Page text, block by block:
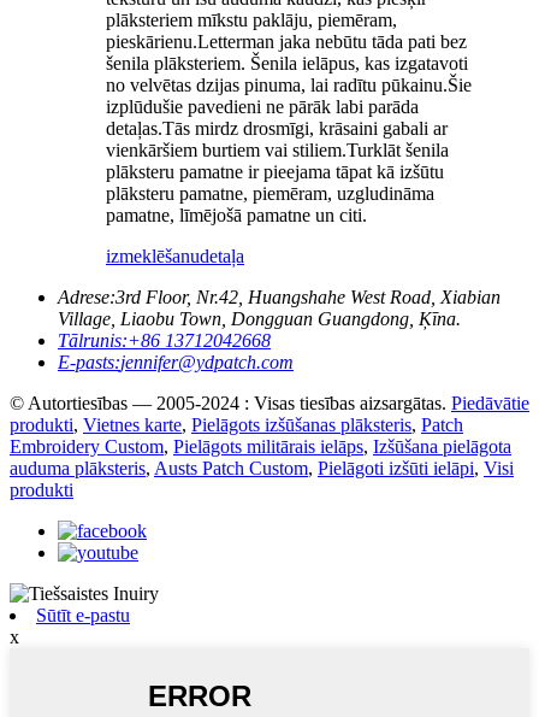
plāksteriem mīkstu paklāju, piemēram,
pieskārienu.Letterman jaka nebūtu tāda pati bez
šenila plāksteriem. Šenila ielāpus, kas izgatavoti
no velvētas dzijas pinuma, lai radītu pūkainu.Šie
izplūdušie pavedieni ne pārāk labi parāda
detaļas.Tās mirdz drosmīgi, krāsaini gabali ar
vienkāršiem burtiem vai stiliem.Turklāt šenila
plāksteru pamatne ir pieejama tāpat kā izšūtu
plāksteru pamatne, piemēram, uzgludināma
pamatne, līmējošā pamatne un citi.
izmeklēšanudetaļa
Adrese:3rd Floor, Nr.42, Huangshahe West Road, Xiabian
Village, Liaobu Town, Dongguan Guangdong, Ķīna.
Tālrunis:+86 13712042668
E-pasts:jennifer@ydpatch.com
© Autortiesības — 2005-2024 : Visas tiesības aizsargātas. Piedāvātie
produkti, Vietnes karte, Pielāgots izšūšanas plāksteris, Patch
Embroidery Custom, Pielāgots militārais ielāps, Izšūšana pielāgota
auduma plāksteris, Austs Patch Custom, Pielāgoti izšūti ielāpi, Visi
produkti
Sūtīt e-pastu
x